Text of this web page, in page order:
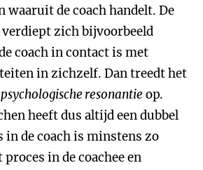
waaruit de coach handelt. De
zich bijvoorbeeld
coach in contact is met
in zichzelf. Dan treedt het
psychologische resonantie op.
heeft dus altijd een dubbel
in de coach is minstens zo
in de coachee en